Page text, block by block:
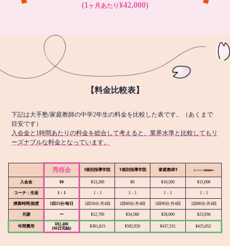
(1 ヶ月あたり¥42,000)
【料金比較表】
下記は大手塾/家庭教師の中学2年生の料金を比較した表です。（あくまで
目安です）
入会金と1時間あたりの料金を総合して考えると、業界水準と比較してもリ
ーズナブルな料金となっています。
秀桜会 I個別指導学院 T個別指導学院 家庭教師T オンライン家庭教師M
入会金 ¥0 ¥13,200 ¥0 ¥10,500 ¥15,000
コーチ：生徒 1：1 1：1 1：1 1：1 1：1
授業時間/頻度 1回15分/毎日 1回50分/月4回 1回60分/月4回 1回90分/月4回 1回80分/月4回
月謝 ー ¥12,700 ¥34,560 ¥28,000 ¥23,936
年間費用
¥92,400
(66日完結)
¥361,815 ¥592,920 ¥437,531 ¥425,652